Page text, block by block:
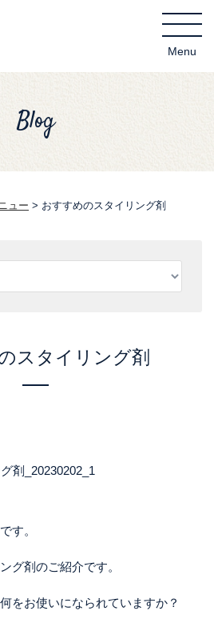
Blog
ュー > おすすめのスタイリング剤
スタイリング剤
す。
グ剤のご紹介です。
をお使いになられていますか？